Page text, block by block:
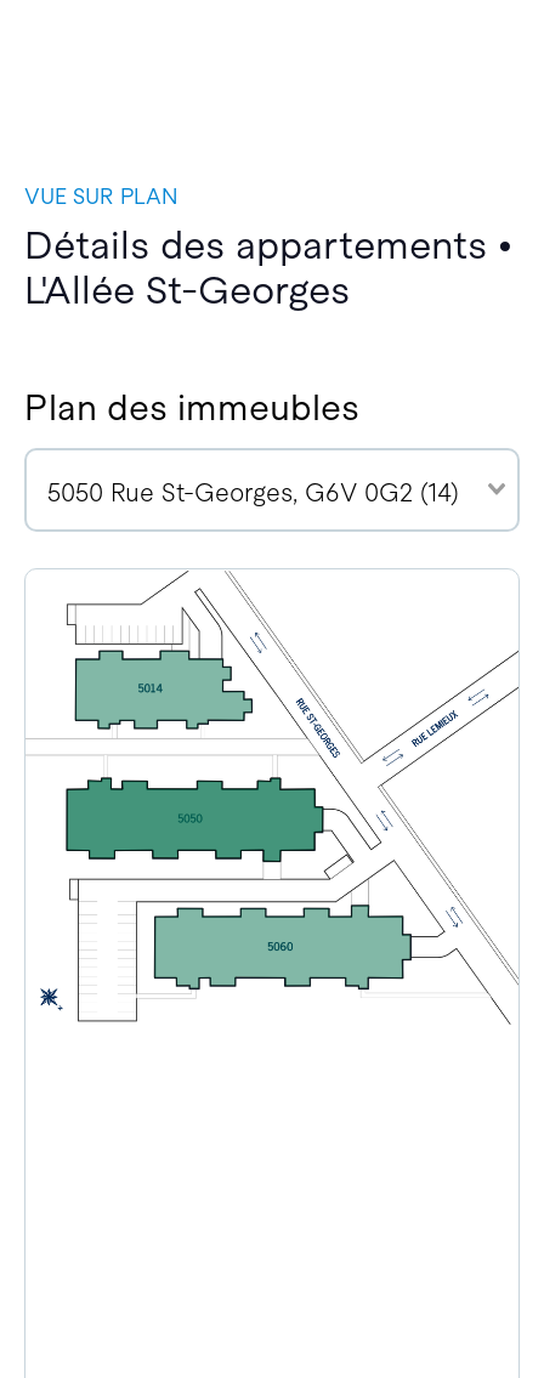
VUE SUR PLAN
Détails des appartements •
L'Allée St-Georges
Plan des immeubles
5050 Rue St-Georges, G6V 0G2 (14)